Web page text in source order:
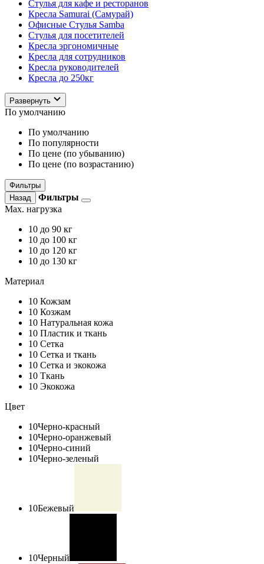
Стулья для кафе и ресторанов
Кресла Samurai (Самурай)
Офисные Стулья Samba
Стулья для посетителей
Кресла эргономичные
Кресла для сотрудников
Кресла руководителей
Кресла до 250кг
Развернуть
По умолчанию
По умолчанию
По популярности
По цене (по убыванию)
По цене (по возрастанию)
Фильтры
Назад
Фильтры
Max. нагрузка
10 до 90 кг
10 до 100 кг
10 до 120 кг
10 до 130 кг
Материал
10 Кожзам
10 Козжам
10 Натуральная кожа
10 Пластик и ткань
10 Сетка
10 Сетка и ткань
10 Сетка и экокожа
10 Ткань
10 Экокожа
Цвет
10Черно-красный
10Черно-оранжевый
10Черно-синий
10Черно-зеленый
10Бежевый
10Черный